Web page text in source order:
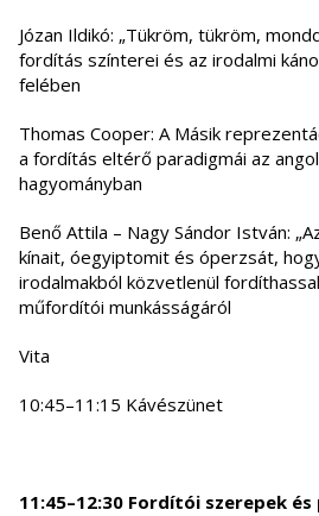
Józan Ildikó: „Tükröm, tükröm,
fordítás színterei és az irodalmi
felében
Thomas Cooper: A Másik
a fordítás eltérő paradigmái az
hagyományban
Benő Attila – Nagy Sándor István:
kínait, óegyiptomit és óperzsát,
irodalmakból közvetlenül
műfordítói munkásságáról
Vita
10:45–11:15 Kávészünet
11:45–12:30 Fordítói szerepek